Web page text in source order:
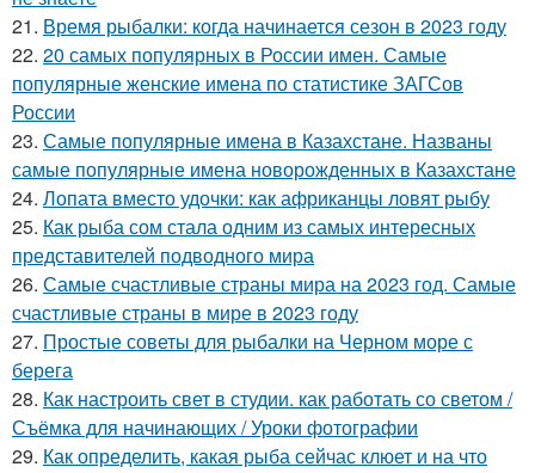
21. Время рыбалки: когда начинается сезон в 2023 году
22. 20 самых популярных в России имен. Самые
популярные женские имена по статистике ЗАГСов
России
23. Самые популярные имена в Казахстане. Названы
самые популярные имена новорожденных в Казахстане
24. Лопата вместо удочки: как африканцы ловят рыбу
25. Как рыба сом стала одним из самых интересных
представителей подводного мира
26. Самые счастливые страны мира на 2023 год. Самые
счастливые страны в мире в 2023 году
27. Простые советы для рыбалки на Черном море с
берега
28. Как настроить свет в студии. как работать со светом /
Съёмка для начинающих / Уроки фотографии
29. Как определить, какая рыба сейчас клюет и на что